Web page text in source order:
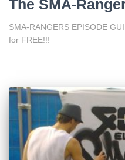
The SMA-
SMA-RANGERS EPISODE
for FREE!!!